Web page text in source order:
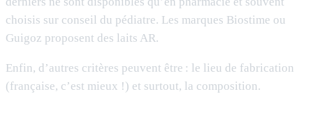
choisis sur conseil du pédiatre. Les marques Biostime ou
Guigoz proposent des laits AR.
Enfin, d’autres critères peuvent être : le lieu de fabrication
(française, c’est mieux !) et surtout, la composition.